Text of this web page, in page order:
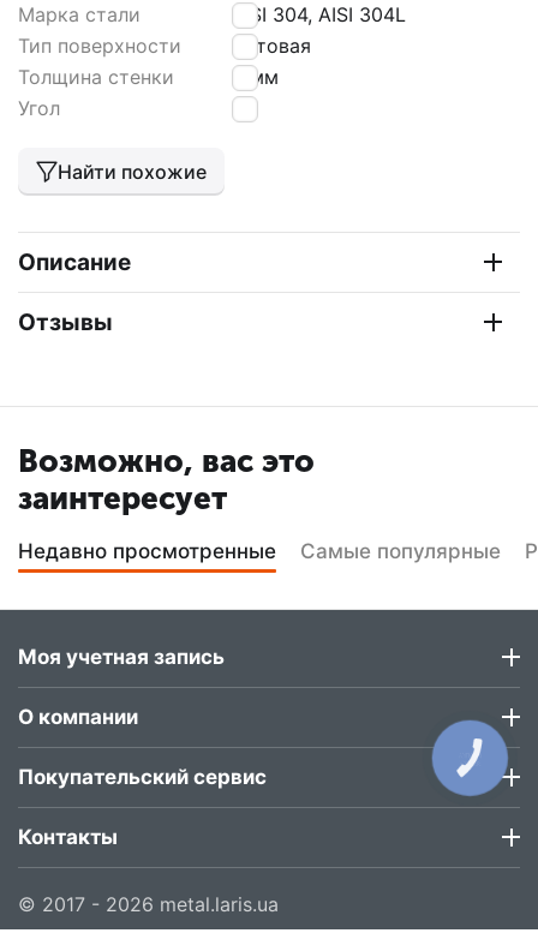
Марка стали
AISI 304, AISI 304L
Тип поверхности
матовая
Толщина стенки
2 мм
Угол
90
Найти похожие
Описание
Отзывы
Возможно, вас это
заинтересует
Недавно просмотренные Самые популярные
Моя учетная запись
О компании
Покупательский сервис
Контакты
© 2017 - 2026 metal.laris.ua
КНОПКА
ЗВ'ЯЗКУ